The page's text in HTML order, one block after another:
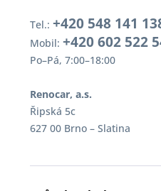
Tel.: +420 548 141
Mobil: +420 602 522
Po–Pá, 7:00–18:00
Renocar, a.s.
Řipská 5c
627 00 Brno – Slatina